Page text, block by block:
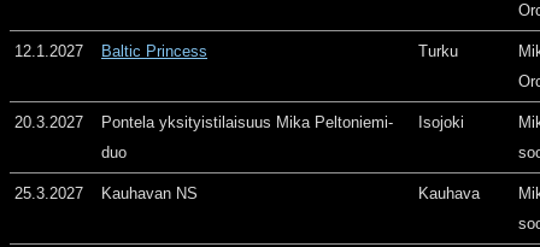
12.1.2027 Baltic Princess Turku
20.3.2027
Pontela yksityistilaisuus Mika Peltoniemi-
duo
Isojoki
25.3.2027 Kauhavan NS Kauhava